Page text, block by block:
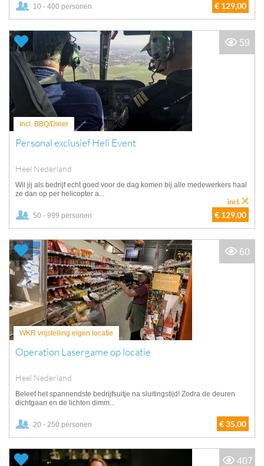
10 - 400 personen € 129,00
Incl. BBQ/Diner
Personal exclusief Heli Event
Heel Nederland
Wil jij als bedrijf echt goed voor de dag komen bij alle medewerkers haal
ze dan op per helicopter a...
50 - 999 personen € 129,00
incl.
59
WKR vrijstelling eigen locatie
Operation Lasergame op locatie
Heel Nederland
Beleef het spannendste bedrijfsuitje na sluitingstijd! Zodra de deuren
dichtgaan en de lichten dimm...
20 - 250 personen € 35,00
60
407